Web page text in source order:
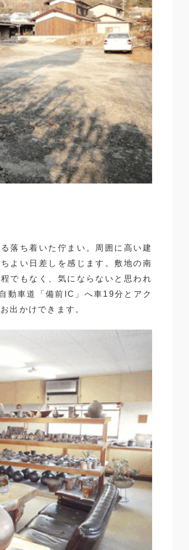
落ち着いた佇まい。周囲に高い建
よい日差しを感じます。敷地の南
でもなく、気にならないと思われ
動車道「備前IC」へ車19分とアク
出かけできます。